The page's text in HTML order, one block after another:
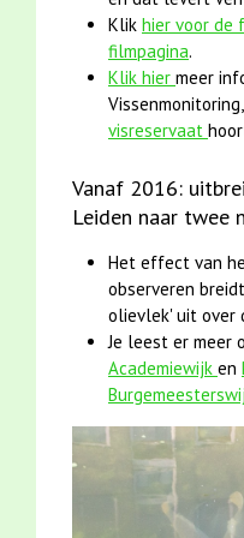
Klik hier voor de
filmpagina.
Klik hier meer
visreservaat
Vanaf 2016:
Leiden naar twee
Het effect van
observeren
olievlek' uit over
Je leest er meer
Academiewijk en